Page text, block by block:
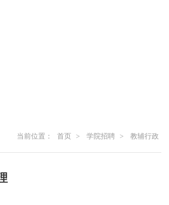
当前位置： 首页 > 学院招聘 > 教辅行政